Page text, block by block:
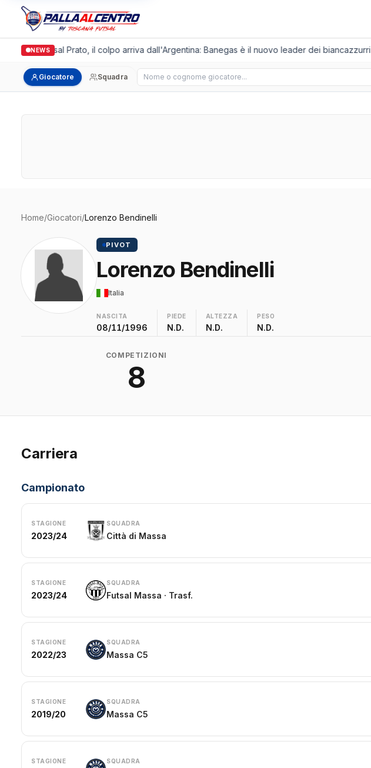
NEWS
Futsal Prato, il colpo arriva dall'Argentina: Banegas è il nuovo leader dei biancazzurri•
Giocatore Squadra Cerca giocatore
Home/Giocatori/Lorenzo Bendinelli
PIVOT
Lorenzo Bendinelli
Italia
NASCITA
08/11/1996
PIEDE
N.D.
ALTEZZA
N.D.
PESO
N.D.
COMPETIZIONI
8
Carriera
Campionato
STAGIONE
2023/24
SQUADRA
Città di Massa
STAGIONE
2023/24
SQUADRA
Futsal Massa · Trasf.
STAGIONE
2022/23
SQUADRA
Massa C5
STAGIONE
2019/20
SQUADRA
Massa C5
STAGIONE SQUADRA